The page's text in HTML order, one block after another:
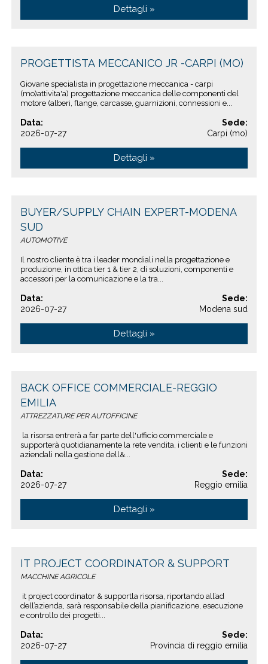
Dettagli »
PROGETTISTA MECCANICO JR -CARPI (MO)
Giovane specialista in progettazione meccanica - carpi
(mo)attivita'a) progettazione meccanica delle componenti del
motore (alberi, flange, carcasse, guarnizioni, connessioni e...
Data:
2026-07-27
Sede:
Carpi (mo)
Dettagli »
BUYER/SUPPLY CHAIN EXPERT-MODENA
SUD
AUTOMOTIVE
Il nostro cliente è tra i leader mondiali nella progettazione e
produzione, in ottica tier 1 & tier 2, di soluzioni, componenti e
accessori per la comunicazione e la tra...
Data:
2026-07-27
Sede:
Modena sud
Dettagli »
BACK OFFICE COMMERCIALE-REGGIO
EMILIA
ATTREZZATURE PER AUTOFFICINE
la risorsa entrerà a far parte dell'ufficio commerciale e
supporterà quotidianamente la rete vendita, i clienti e le funzioni
aziendali nella gestione dell&...
Data:
2026-07-27
Sede:
Reggio emilia
Dettagli »
IT PROJECT COORDINATOR & SUPPORT
MACCHINE AGRICOLE
it project coordinator & supportla risorsa, riportando all’ad
dell’azienda, sarà responsabile della pianificazione, esecuzione
e controllo dei progetti...
Data:
2026-07-27
Sede:
Provincia di reggio emilia